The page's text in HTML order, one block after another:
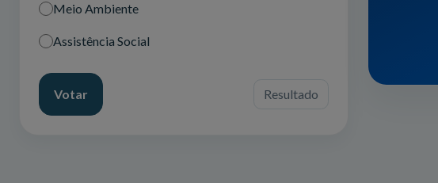
Meio Ambiente
Assistência Social
Votar Resultado